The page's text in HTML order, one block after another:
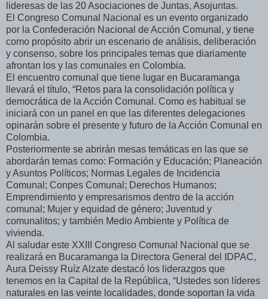
lideresas de las 20 Asociaciones de Juntas, Asojuntas.
El Congreso Comunal Nacional es un evento organizado
por la Confederación Nacional de Acción Comunal, y tiene
como propósito abrir un escenario de análisis, deliberación
y consenso, sobre los principales temas que diariamente
afrontan los y las comunales en Colombia.
El encuentro comunal que tiene lugar en Bucaramanga
llevará el título, “Retos para la consolidación política y
democrática de la Acción Comunal. Como es habitual se
iniciará con un panel en que las diferentes delegaciones
opinarán sobre el presente y futuro de la Acción Comunal en
Colombia.
Posteriormente se abrirán mesas temáticas en las que se
abordarán temas como: Formación y Educación; Planeación
y Asuntos Políticos; Normas Legales de Incidencia
Comunal; Conpes Comunal; Derechos Humanos;
Emprendimiento y empresarismos dentro de la acción
comunal; Mujer y equidad de género; Juventud y
comunalitos; y también Medio Ambiente y Política de
vivienda.
Al saludar este XXIII Congreso Comunal Nacional que se
realizará en Bucaramanga la Directora General del IDPAC,
Aura Deissy Ruíz Alzate destacó los liderazgos que
tenemos en la Capital de la República, “Ustedes son líderes
naturales en las veinte localidades, donde soportan la vida